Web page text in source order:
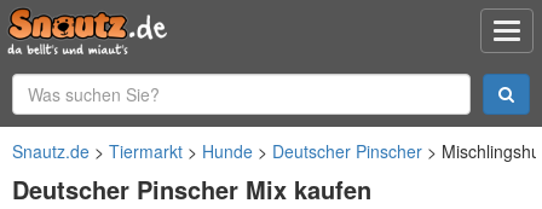
Snautz.de Tiermarkt Hunde Deutscher Pinscher
Deutscher Pinscher Mix kaufen